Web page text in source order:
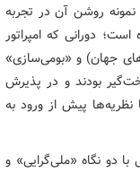
نمونه روشن آن در تجربه
دورانی که امپراتور
جهان) و «بومی‌سازی»
بودند و در پذیرش
نظریه‌ها پیش از ورود به
دو نگاه «ملی‌گرایی» و